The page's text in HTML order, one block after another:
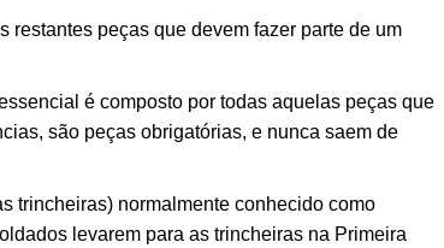
restantes peças que devem fazer parte de um
é composto por todas aquelas peças que
são peças obrigatórias, e nunca saem de
trincheiras) normalmente conhecido como
levarem para as trincheiras na Primeira